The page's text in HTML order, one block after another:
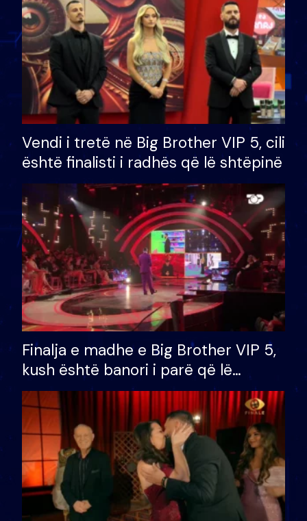
Vendi i tretë në Big Brother VIP 5, cili
është finalisti i radhës që lë shtëpinë
Finalja e madhe e Big Brother VIP 5,
kush është banori i parë që lë
shtëpinë dhe humb mundësinë për
të fituar çmimin e madh